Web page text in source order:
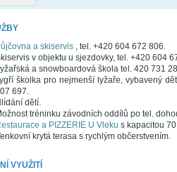
a skiservis , tel. +420 604 672 806.
v objektu u sjezdovky, tel. +420 604
a snowboardová škola tel. 420 731
školka pro nejmenší lyžaře, vybavený
697.
dětí.
tréninku závodních oddílů po tel.
a PIZZERIE U Vleku s kapacitou
krytá terasa s rychlým občerstvením.
VYUŽITÍ